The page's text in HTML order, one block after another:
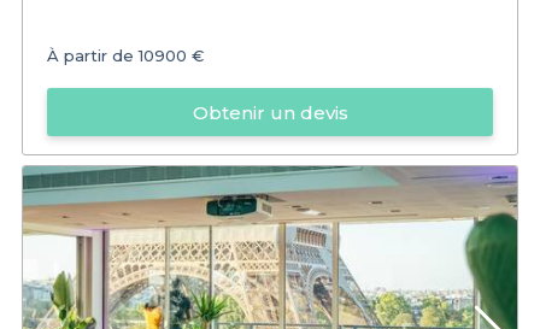
À partir de10900 €
Obtenir un devis